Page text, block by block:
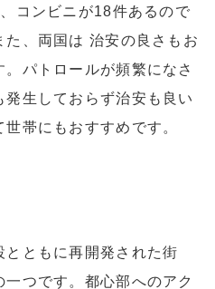
コンビニが18件あるので
、両国は 治安の良さもお
パトロールが頻繁になさ
生しておらず治安も良い
帯にもおすすめです。
ともに再開発された街
つです。都心部へのアク